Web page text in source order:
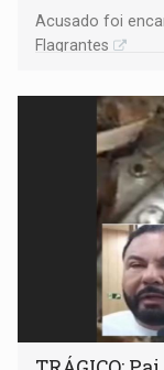
Acusado foi
Flagrantes